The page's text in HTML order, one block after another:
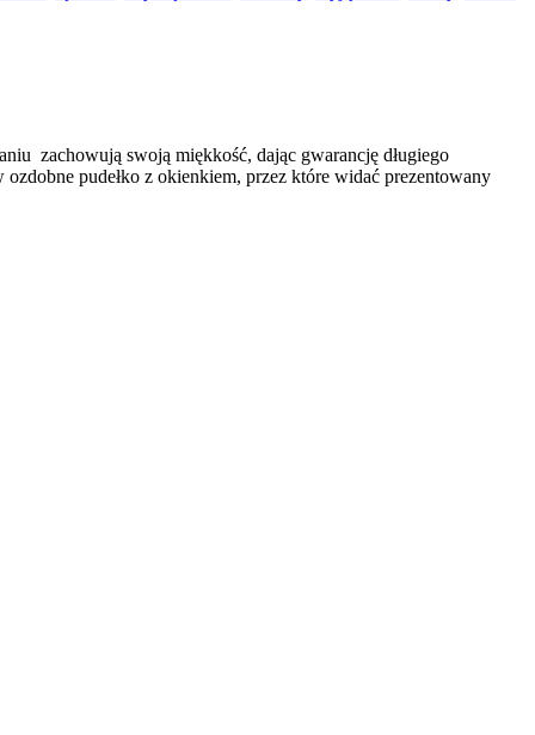
zachowują swoją miękkość, dając gwarancję długiego
pudełko z okienkiem, przez które widać prezentowany